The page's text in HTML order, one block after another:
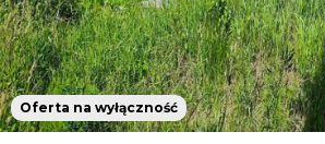
Oferta na wyłączność